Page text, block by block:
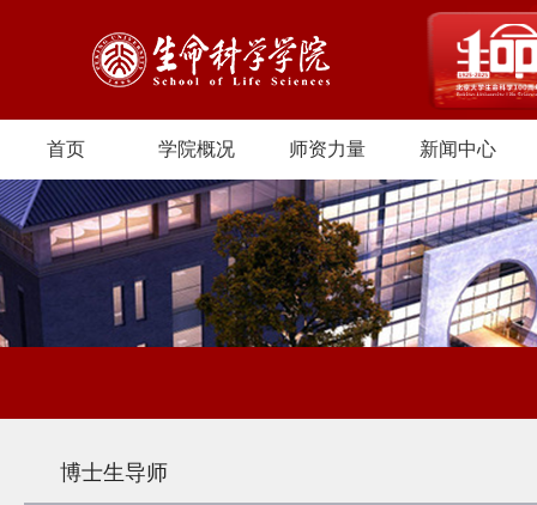
首页 学院概况 师资力量 新闻中心
博士生导师